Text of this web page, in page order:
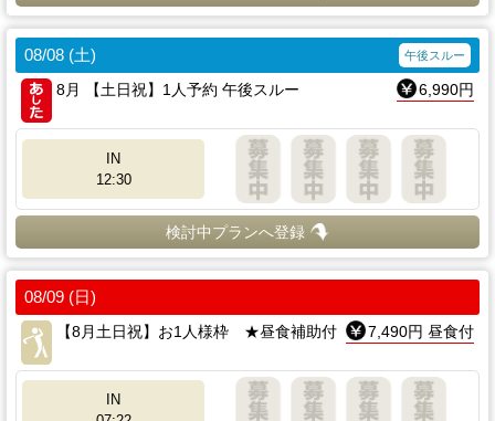
08/08 (土) 午後スルー
8月 【土日祝】1人予約 午後スルー 6,990円
IN
12:30
検討中プランへ登録
08/09 (日)
【8月土日祝】お1人様枠 ★昼食補助付
7,490円 昼食付
IN